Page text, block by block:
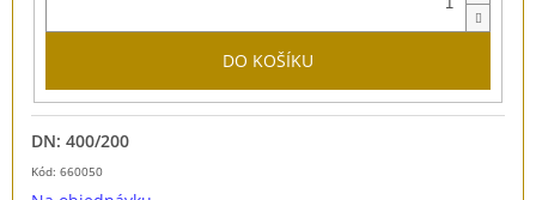
DO KOŠÍKU
Kód: 660050
DN: 400/200